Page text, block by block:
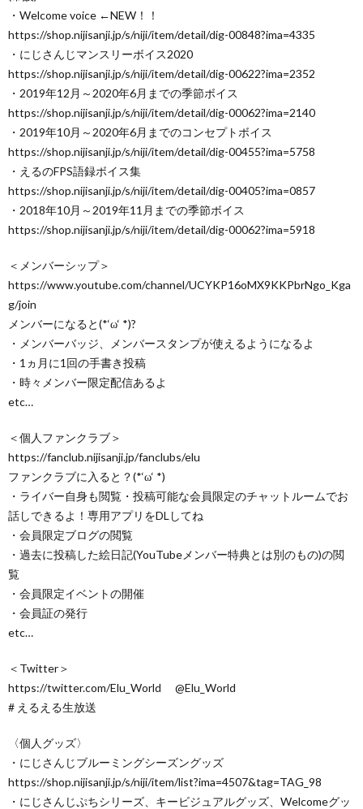
・Welcome voice ←NEW！！
https://shop.nijisanji.jp/s/niji/item/detail/dig-00848?ima=4335
・にじさんじマンスリーボイス2020
https://shop.nijisanji.jp/s/niji/item/detail/dig-00622?ima=2352
・2019年12月～2020年6月までの季節ボイス
https://shop.nijisanji.jp/s/niji/item/detail/dig-00062?ima=2140
・2019年10月～2020年6月までのコンセプトボイス
https://shop.nijisanji.jp/s/niji/item/detail/dig-00455?ima=5758
・えるのFPS語録ボイス集
https://shop.nijisanji.jp/s/niji/item/detail/dig-00405?ima=0857
・2018年10月～2019年11月までの季節ボイス
https://shop.nijisanji.jp/s/niji/item/detail/dig-00062?ima=5918
＜メンバーシップ＞
https://www.youtube.com/channel/UCYKP16oMX9KKPbrNgo_Kga
g/join
メンバーになると(*‘ω‘ *)?
・メンバーバッジ、メンバースタンプが使えるようになるよ
・1ヵ月に1回の手書き投稿
・時々メンバー限定配信あるよ
etc…
＜個人ファンクラブ＞
https://fanclub.nijisanji.jp/fanclubs/elu
ファンクラブに入ると？(*‘ω‘ *)
・ライバー自身も閲覧・投稿可能な会員限定のチャットルームでお
話しできるよ！専用アプリをDLしてね
・会員限定ブログの閲覧
・過去に投稿した絵日記(YouTubeメンバー特典とは別のもの)の閲
覧
・会員限定イベントの開催
・会員証の発行
etc…
＜Twitter＞
https://twitter.com/Elu_World @Elu_World
# えるえる生放送
〈個人グッズ〉
・にじさんじブルーミングシーズングッズ
https://shop.nijisanji.jp/s/niji/item/list?ima=4507&tag=TAG_98
・にじさんじぷちシリーズ、キービジュアルグッズ、Welcomeグッ